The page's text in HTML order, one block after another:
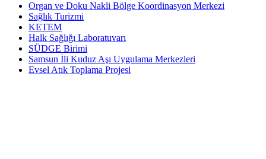
Organ ve Doku Nakli Bölge Koordinasyon Merkezi
Sağlık Turizmi
KETEM
Halk Sağlığı Laboratuvarı
SÜDGE Birimi
Samsun İli Kuduz Aşı Uygulama Merkezleri
Evsel Atık Toplama Projesi